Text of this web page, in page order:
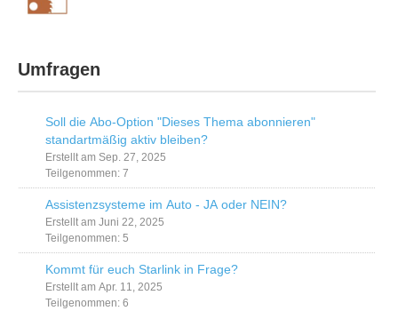
Umfragen
Soll die Abo-Option "Dieses Thema abonnieren"
standartmäßig aktiv bleiben?
Erstellt am Sep. 27, 2025
Teilgenommen: 7
Assistenzsysteme im Auto - JA oder NEIN?
Erstellt am Juni 22, 2025
Teilgenommen: 5
Kommt für euch Starlink in Frage?
Erstellt am Apr. 11, 2025
Teilgenommen: 6